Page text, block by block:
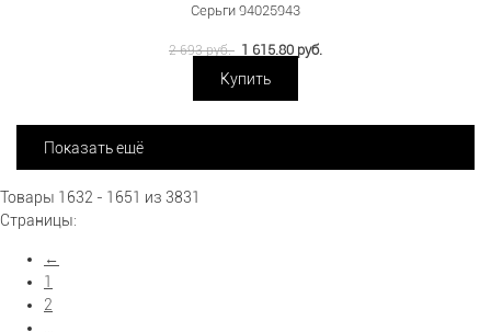
Серьги 94025943
2 693 руб. 1 615.80 руб.
Купить
Показать ещё
Товары 1632 - 1651 из 3831
Страницы:
←
1
2